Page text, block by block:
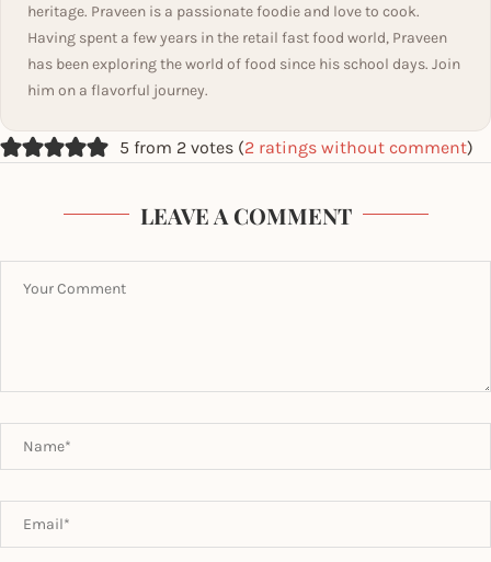
heritage. Praveen is a passionate foodie and love to cook.
Having spent a few years in the retail fast food world, Praveen
has been exploring the world of food since his school days. Join
him on a flavorful journey.
5 from 2 votes (2 ratings without comment)
LEAVE A COMMENT